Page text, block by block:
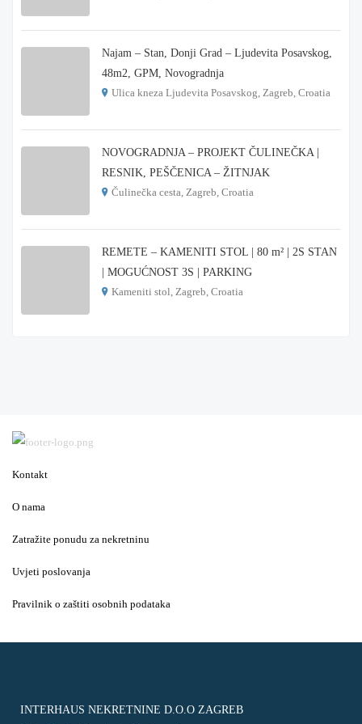
Najam – Stan, Donji Grad – Ljudevita Posavskog,
48m2, GPM, Novogradnja
Ulica kneza Ljudevita Posavskog, Zagreb, Croatia
NOVOGRADNJA – PROJEKT ČULINEČKA |
RESNIK, PEŠČENICA – ŽITNJAK
Čulinečka cesta, Zagreb, Croatia
REMETE – KAMENITI STOL | 80 m² | 2S STAN
| MOGUĆNOST 3S | PARKING
Kameniti stol, Zagreb, Croatia
Kontakt
O nama
Zatražite ponudu za nekretninu
Uvjeti poslovanja
Pravilnik o zaštiti osobnih podataka
INTERHAUS NEKRETNINE D.O.O ZAGREB